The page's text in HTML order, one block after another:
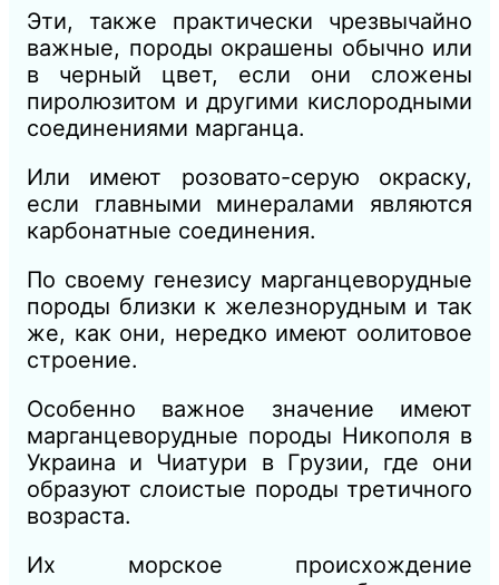
Эти, также практически чрезвычайно
важные, породы окрашены обычно или
в черный цвет, если они сложены
пиролюзитом и другими кислородными
соединениями марганца.
Или имеют розовато-серую окраску,
если главными минералами являются
карбонатные соединения.
По своему генезису марганцеворудные
породы близки к железнорудным и так
же, как они, нередко имеют оолитовое
строение.
Особенно важное значение имеют
марганцеворудные породы Никополя в
Украина и Чиатури в Грузии, где они
образуют слоистые породы третичного
возраста.
Их морское происхождение